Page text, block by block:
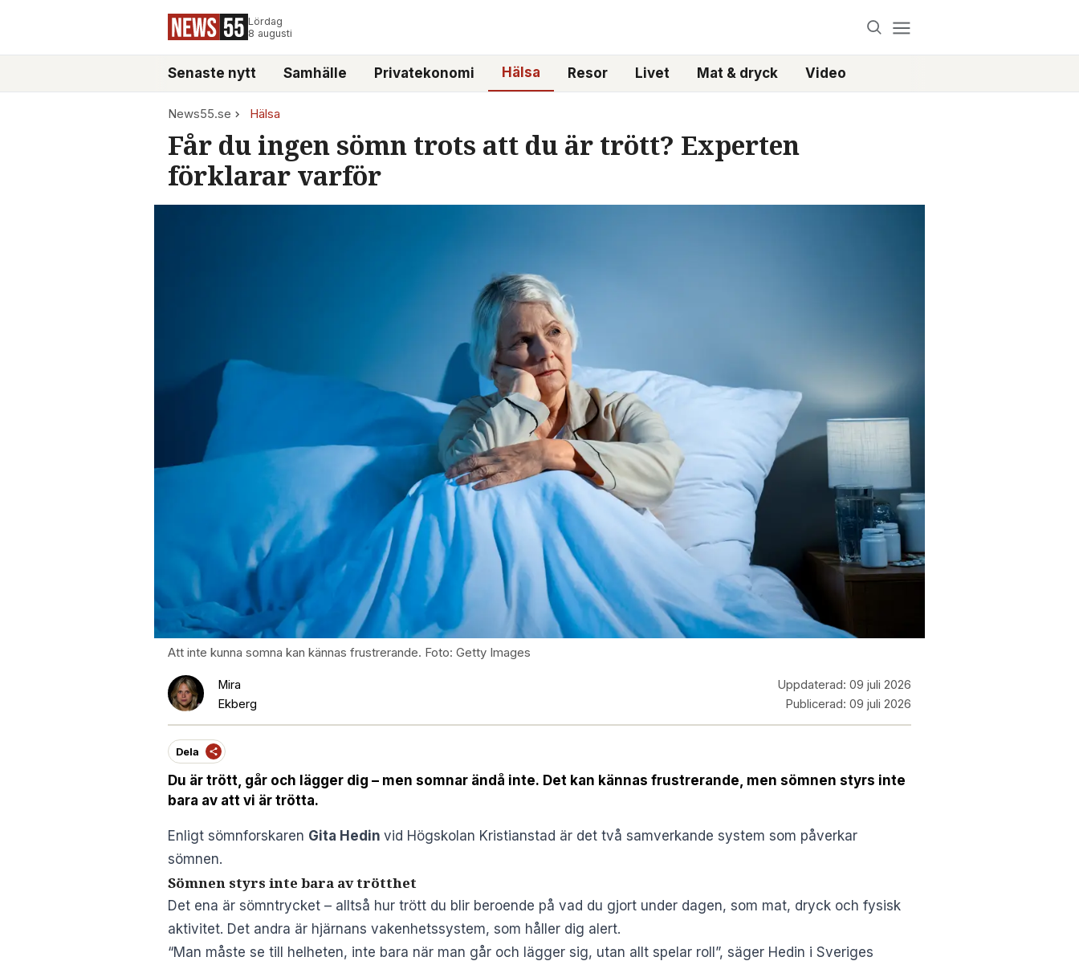
Lördag
8 augusti
Senaste nytt Samhälle Privatekonomi Hälsa Resor Livet Mat & dryck Video
News55.se Hälsa
Får du ingen sömn trots att du är trött? Experten
förklarar varför
Att inte kunna somna kan kännas frustrerande. Foto: Getty Images
Mira
Ekberg
Uppdaterad: 09 juli 2026
Publicerad: 09 juli 2026
Dela
Du är trött, går och lägger dig – men somnar ändå inte. Det kan kännas frustrerande, men sömnen styrs inte
bara av att vi är trötta.
Enligt sömnforskaren Gita Hedin vid Högskolan Kristianstad är det två samverkande system som påverkar
sömnen.
Sömnen styrs inte bara av trötthet
Det ena är sömntrycket – alltså hur trött du blir beroende på vad du gjort under dagen, som mat, dryck och fysisk
aktivitet. Det andra är hjärnans vakenhetssystem, som håller dig alert.
“Man måste se till helheten, inte bara när man går och lägger sig, utan allt spelar roll”, säger Hedin i Sveriges